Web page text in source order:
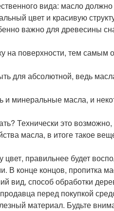
вида: масло
цвет и красивую
важно для древесины
на поверхности, тем самым
для абсолютной, ведь
и минеральные масла, и
Технически это
масла, в итоге такое
правильнее будет
В конце концов, пропитка
вид, способ обработки
перед покупкой
материал. Будьте